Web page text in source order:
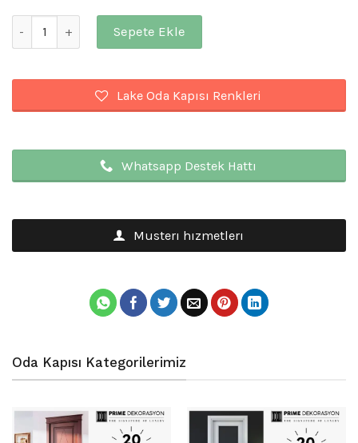
₺52.000,00.
Sepete Ekle
Lake Oda Kapısı Renkleri
Whatsapp Destek Hattı
Musterı hızmetlerı
Oda Kapısı Kategorilerimiz